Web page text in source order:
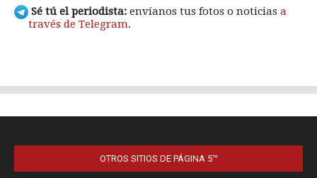
OTROS SITIOS DE PÁGINA 5™